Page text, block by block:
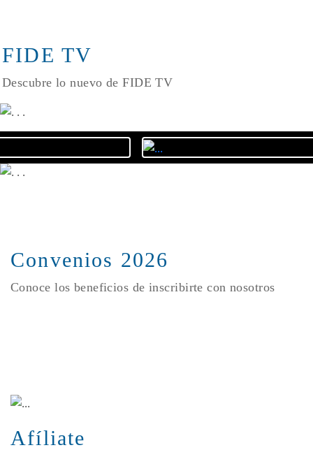
FIDE TV
Descubre lo nuevo de FIDE TV
Convenios 2026
Conoce los beneficios de inscribirte con nosotros
Afíliate